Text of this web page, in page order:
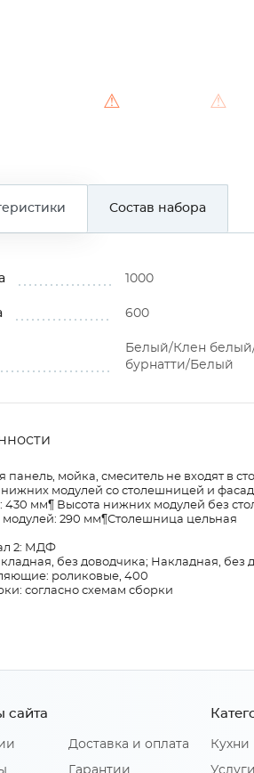
⚠ ⚠
Состав набора
1000
600
Белый/Клен
бурнатти/Белый
панель, мойка, смеситель не входят в
нижних модулей со столешницей и
430 мм¶ Высота нижних модулей без
модулей: 290 мм¶Столешница цельная
2: МДФ
без доводчика; Накладная, без
роликовые, 400
согласно схемам сборки
сайта
Доставка и оплата
Гарантии
Кухни
Услуги